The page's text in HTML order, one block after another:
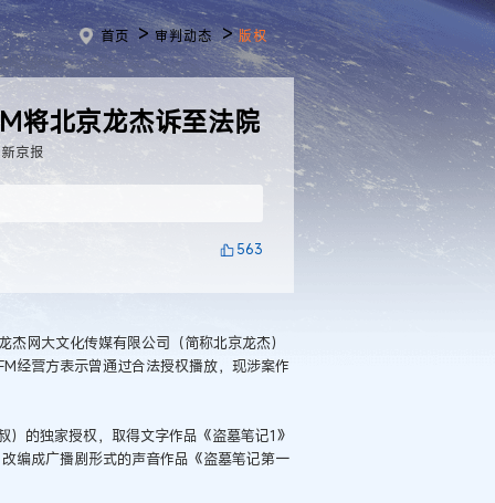
首页 >审判动态 >版权
将北京龙杰诉至法院
京报
563
网大文化传媒有限公司（简称北京龙杰）
经营方表示曾通过合法授权播放，现涉案作
的独家授权，取得文字作品《盗墓笔记1》
编成广播剧形式的声音作品《盗墓笔记第一